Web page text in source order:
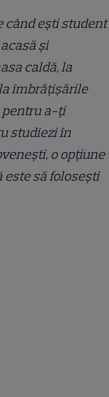
când ești student
și
caldă, la
îmbrățișările
pentru a-ți
studiezi în
o opțiune
să folosești